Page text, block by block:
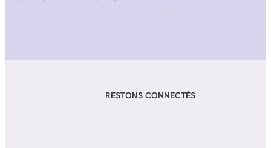
RESTONS CONNECTÉS